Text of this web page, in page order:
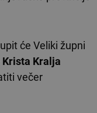
će Veliki župni
Krista Kralja
večer